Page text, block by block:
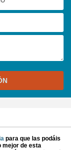
para que las podáis
mejor de esta